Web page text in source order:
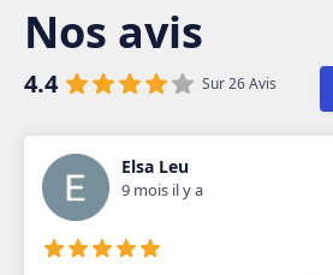
Nos avis
4.4 Sur 26 Avis
Elsa Leu
9 mois il y a